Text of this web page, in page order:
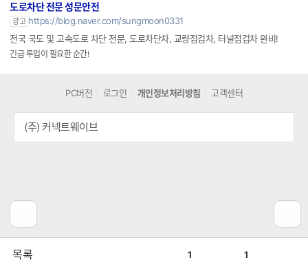
도로차단 전문 성문안전
광고 https://blog.naver.com/sungmoon0331
전국 국도 및 고속도로 차단 전문, 도로차단차, 교량점검차, 터널점검차 완비!
긴급 투입이 필요한 순간!
PC버전 로그인 개인정보처리방침 고객센터
(주) 커넥트웨이브
목록 1 1